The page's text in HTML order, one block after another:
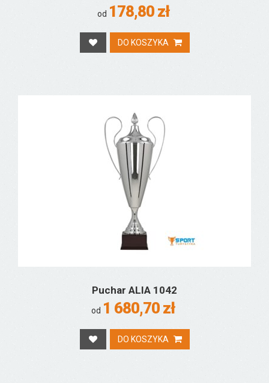
od 178,80 zł
DO KOSZYKA
Puchar ALIA 1042
od 1 680,70 zł
DO KOSZYKA